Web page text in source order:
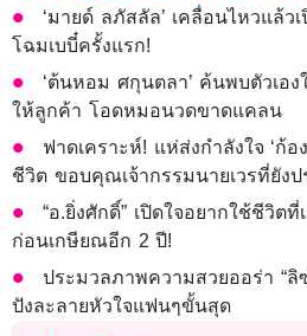
‘มายด์ ลภัสลัล’ เคลื่อนไหวแล้
โฉมเบบี๋ครั้งแรก!
‘ต้นหอม ศกุนตลา’ ค้นพบตัวเอ
ให้ลูกค้า โอดหมอนวดขาดแคลน
ฟาดเคราะห์! แห่ส่งกำลังใจ ‘ก้
ชีวิต ขอบคุณเจ้ากรรมนายเวรที่ยังป
“อ.ยิ่งศักดิ์” เปิดใจอยากใช้ชีวิต
ก่อนเกษียณอีก 2 ปี!
ประมวลภาพความสวยออร่า “ลิ
ปังละลายหัวใจแฟนๆขั้นสุด